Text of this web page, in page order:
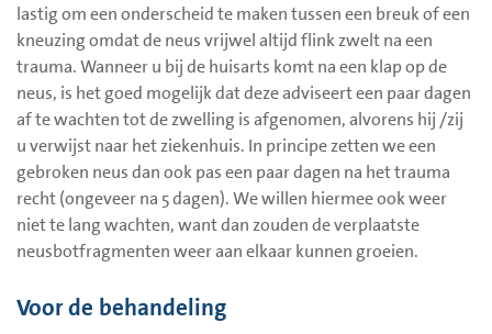
lastig om een onderscheid te maken tussen een breuk of een
kneuzing omdat de neus vrijwel altijd flink zwelt na een
trauma. Wanneer u bij de huisarts komt na een klap op de
neus, is het goed mogelijk dat deze adviseert een paar dagen
af te wachten tot de zwelling is afgenomen, alvorens hij /zij
u verwijst naar het ziekenhuis. In principe zetten we een
gebroken neus dan ook pas een paar dagen na het trauma
recht (ongeveer na 5 dagen). We willen hiermee ook weer
niet te lang wachten, want dan zouden de verplaatste
neusbotfragmenten weer aan elkaar kunnen groeien.
Voor de behandeling